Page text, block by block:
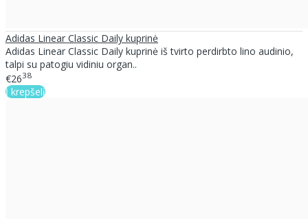
Adidas Linear Classic Daily kuprinė
Adidas Linear Classic Daily kuprinė iš tvirto perdirbto lino audinio,
talpi su patogiu vidiniu organ..
€2638
Į krepšelį